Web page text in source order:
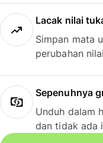
Lacak nilai
Simpan mata
perubahan
Sepenuhnya
Unduh dalam
dan tidak ada